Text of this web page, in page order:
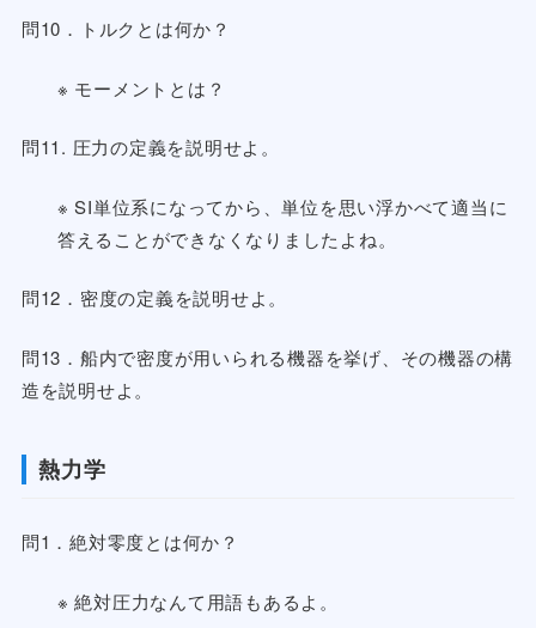
問10．トルクとは何か？
※ モーメントとは？
問11. 圧力の定義を説明せよ。
※ SI単位系になってから、単位を思い浮かべて適当に
答えることができなくなりましたよね。
問12．密度の定義を説明せよ。
問13．船内で密度が用いられる機器を挙げ、その機器の構
造を説明せよ。
熱力学
問1．絶対零度とは何か？
※ 絶対圧力なんて用語もあるよ。